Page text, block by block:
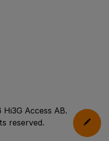
Access AB.
reserved.